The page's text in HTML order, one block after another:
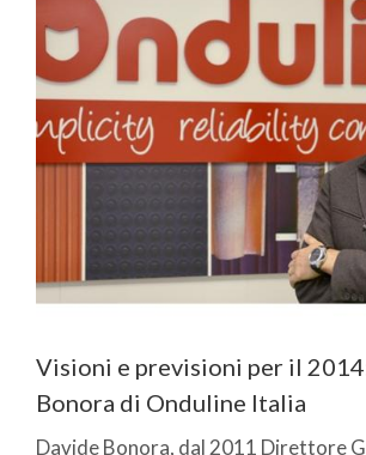
Visioni e previsioni per il
Bonora di Onduline Italia
Davide Bonora, dal 2011 Direttore